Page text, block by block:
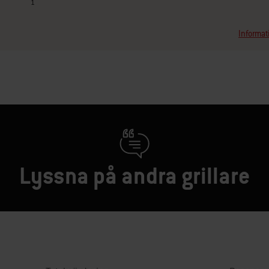
1
Lyssna på andra grillare